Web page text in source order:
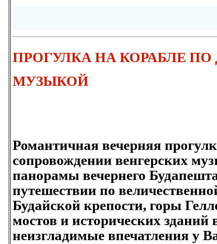
ПРОГУЛКА НА КОРАБЛЕ
МУЗЫКОЙ
Романтичная вечерняя
сопровождении венгерских
панорамы вечернего
путешествии по
Будайской крепости, горы
мостов и исторических зданий
неизгладимые впечатления у